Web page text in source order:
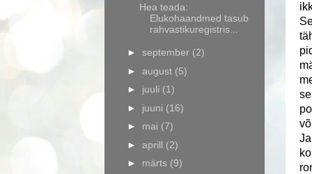
Hea teada:
Elukohaandmed tasub
rahvastikuregistris...
► september (2)
► august (5)
► juuli (1)
► juuni (16)
► mai (7)
► aprill (2)
► märts (9)